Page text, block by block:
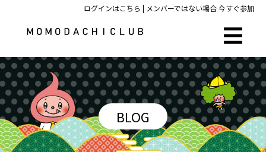
ログインはこちら | メンバーではない場合今すぐ参加
BLOG